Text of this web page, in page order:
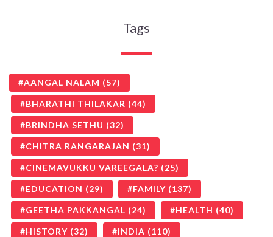
Tags
AANGAL NALAM (57)
BHARATHI THILAKAR (44)
BRINDHA SETHU (32)
CHITRA RANGARAJAN (31)
CINEMAVUKKU VAREEGALA? (25)
EDUCATION (29) FAMILY (137)
GEETHA PAKKANGAL (24) HEALTH (40)
HISTORY (32) INDIA (110)